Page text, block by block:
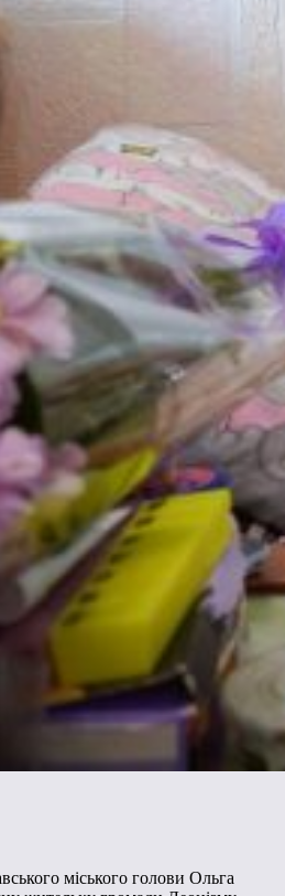
міського голови Ольга